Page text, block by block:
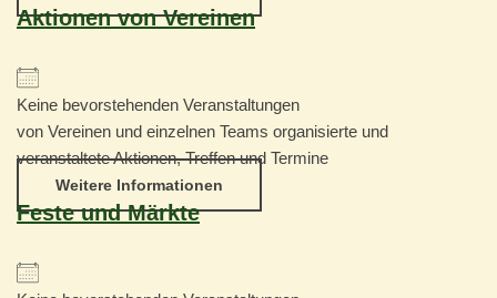
Aktionen von Vereinen
Keine bevorstehenden Veranstaltungen
von Vereinen und einzelnen Teams organisierte und
veranstaltete Aktionen, Treffen und Termine
Weitere Informationen
Feste und Märkte